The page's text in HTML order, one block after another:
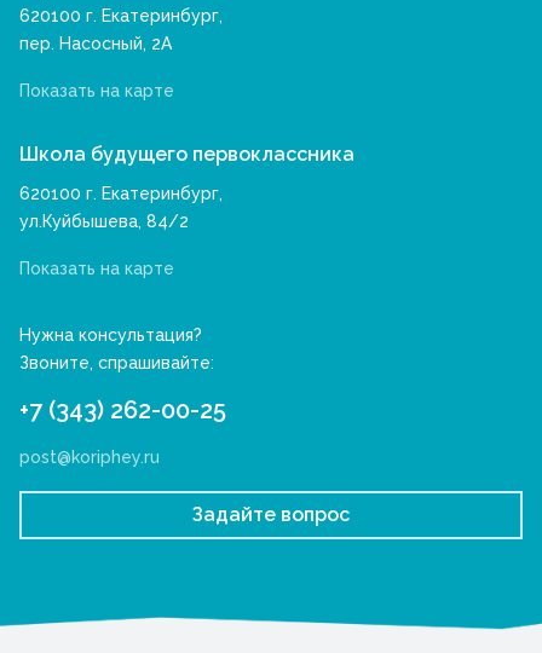
620100 г. Екатеринбург,
пер. Насосный, 2А
Показать на карте
Школа будущего первоклассника
620100 г. Екатеринбург,
ул.Куйбышева, 84/2
Показать на карте
Нужна консультация?
Звоните, спрашивайте:
+7 (343) 262-00-25
post@koriphey.ru
Задайте вопрос